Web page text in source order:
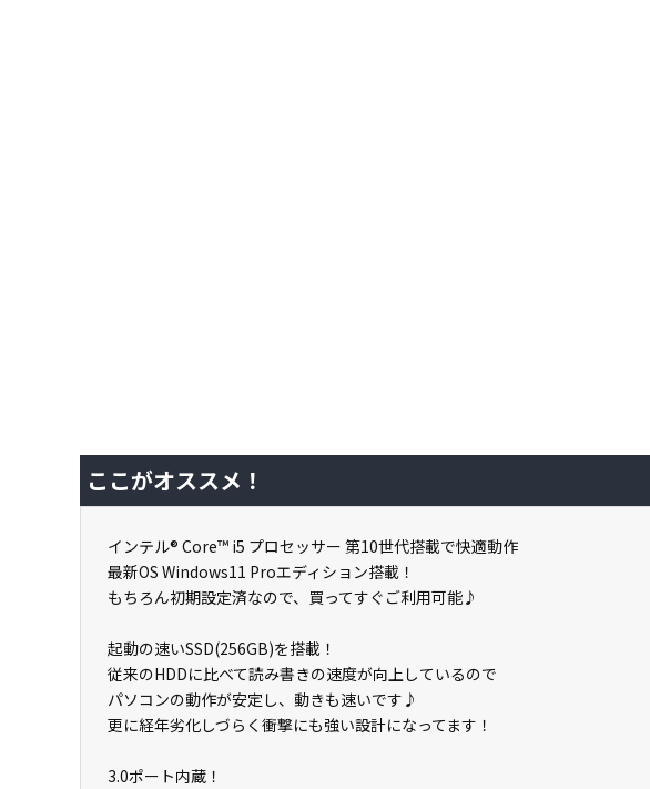
ここがオススメ！
インテル® Core™ i5 プロセッサー 第10世代搭載で快適動作
最新OS Windows11 Proエディション搭載！
もちろん初期設定済なので、買ってすぐご利用可能♪
起動の速いSSD(256GB)を搭載！
従来のHDDに比べて読み書きの速度が向上しているので
パソコンの動作が安定し、動きも速いです♪
更に経年劣化しづらく衝撃にも強い設計になってます！
3.0ポート内蔵！